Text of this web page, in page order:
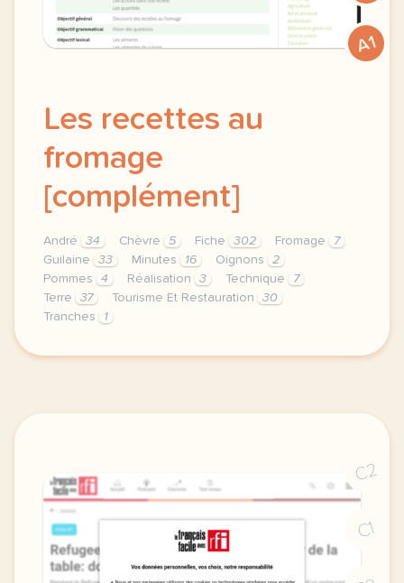
A1
Les recettes au
fromage
[complément]
André 34 Chèvre 5 Fiche 302 Fromage
7
Guilaine
33 Minutes 16 Oignons
2
Pommes
4 Réalisation 3 Technique
7
Terre
37 Tourisme Et Restauration
30
Tranches
1
theme tourisme et restauration duree 60 minutes
C2
C1